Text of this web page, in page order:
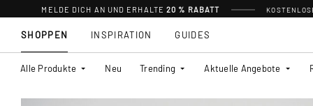
MELDE DICH AN UND ERHALTE20 % RABATT
SHOPPEN
Alle Produkte Neu Trending Aktuelle Angebote
INSPIRATION GUIDES